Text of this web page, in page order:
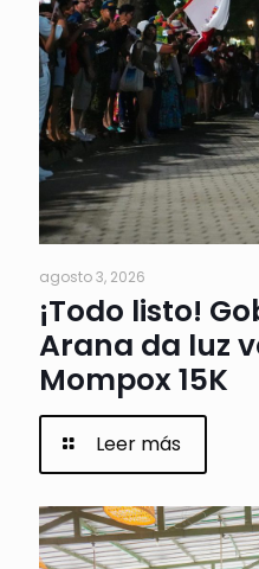
agosto 3, 2026
¡Todo listo!
Arana da luz
Mompox 15K
Leer más